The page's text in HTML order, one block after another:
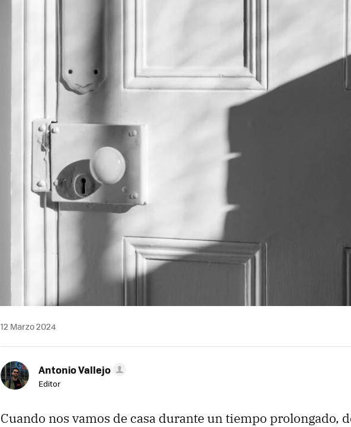
12 Marzo 2024
Antonio Vallejo
Editor
Cuando nos vamos de casa durante un tiempo prolongado,